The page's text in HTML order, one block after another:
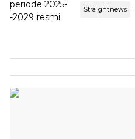
Straightnews